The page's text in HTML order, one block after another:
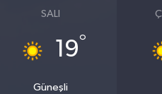
SALI
19°
Güneşli